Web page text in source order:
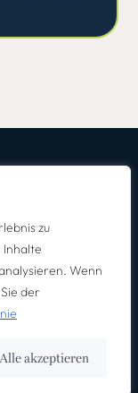
zu
Wenn
der
Alle akzeptieren